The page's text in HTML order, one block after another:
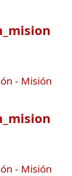
- Misión
- Misión